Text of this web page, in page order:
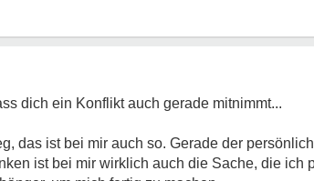
dich ein Konflikt auch gerade mitnimmt...
das ist bei mir auch so. Gerade der
ist bei mir wirklich auch die Sache, die ich